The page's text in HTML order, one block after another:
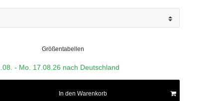
Größentabellen
- Mo. 17.08.26 nach Deutschland
In den Warenkorb